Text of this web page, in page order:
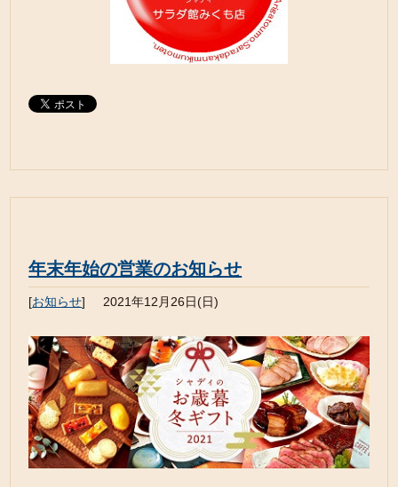
年末年始の営業のお知らせ
[お知らせ] 2021年12月26日(日)